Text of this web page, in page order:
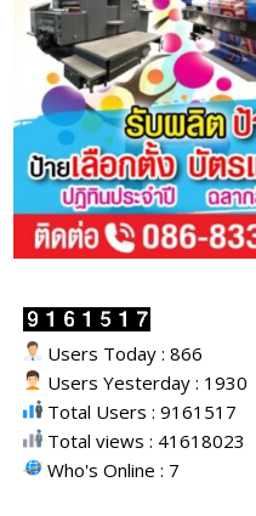
Users Today : 866
Users Yesterday : 1930
Total Users : 9161517
Total views : 41618023
Who's Online : 7